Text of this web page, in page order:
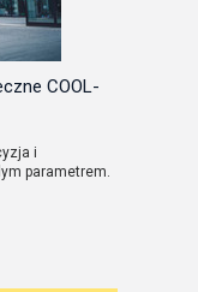
COOL-
i
parametrem.